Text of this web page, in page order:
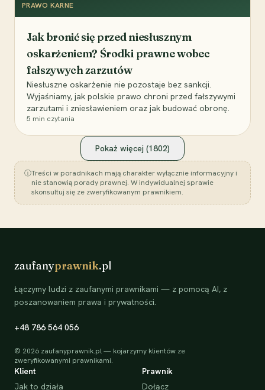
PRAWO KARNE
Jak bronić się przed niesłusznym
oskarżeniem? Środki prawne wobec
fałszywych zarzutów
Niesłuszne oskarżenie nie pozostaje bez sankcji.
Wyjaśniamy, jak polskie prawo chroni przed fałszywymi
zarzutami i zniesławieniem oraz jak budować obronę.
5 min czytania
Pokaż więcej (1802)
ⓘTreści w poradnikach mają charakter wyłącznie informacyjny i
nie stanowią porady prawnej. W indywidualnej sprawie
skonsultuj się ze zweryfikowanym prawnikiem.
zaufanyprawnik.pl
Łączymy ludzi z zaufanymi prawnikami — z pomocą AI, z
poszanowaniem prawa i prywatności.
+48 786 564 056
© 2026 zaufanyprawnik.pl — kojarzymy klientów ze
zweryfikowanymi prawnikami.
Klient
Jak to działa
Prawnik
Dołącz